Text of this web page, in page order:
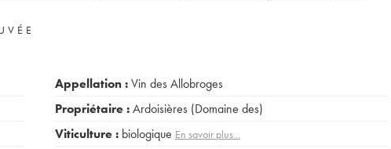
Appellation :Vin des Allobroges
Propriétaire :Ardoisières (Domaine des)
Viticulture : biologique En savoir plus...